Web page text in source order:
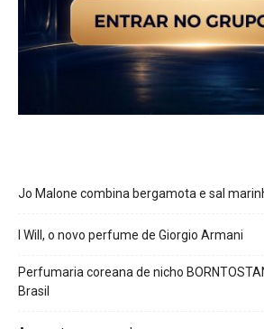
Jo Malone combina bergamota e sal
I Will, o novo perfume de Giorgio Armani
Perfumaria coreana de nicho
Brasil